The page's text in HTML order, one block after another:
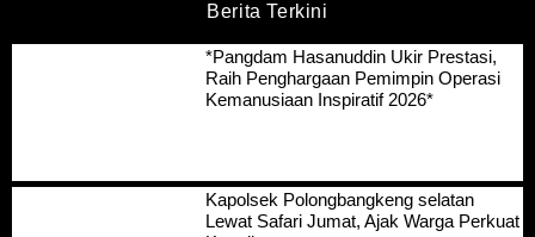
Berita Terkini
*Pangdam Hasanuddin Ukir Prestasi,
Raih Penghargaan Pemimpin Operasi
Kemanusiaan Inspiratif 2026*
Kapolsek Polongbangkeng selatan
Lewat Safari Jumat, Ajak Warga Perkuat